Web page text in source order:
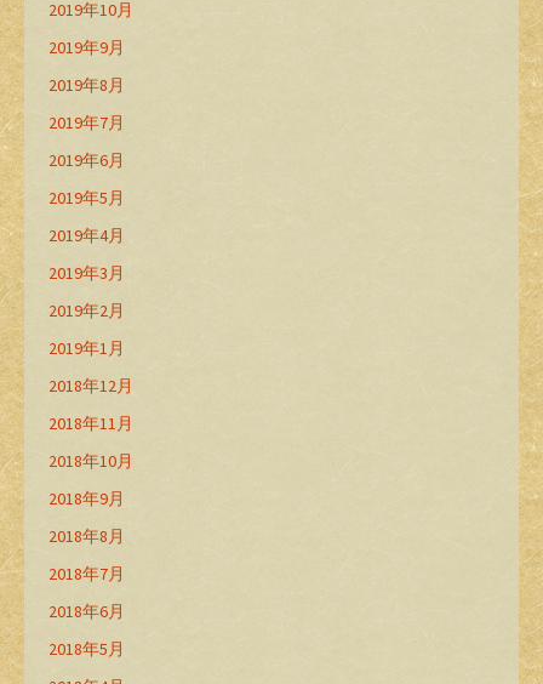
2019年10月
2019年9月
2019年8月
2019年7月
2019年6月
2019年5月
2019年4月
2019年3月
2019年2月
2019年1月
2018年12月
2018年11月
2018年10月
2018年9月
2018年8月
2018年7月
2018年6月
2018年5月